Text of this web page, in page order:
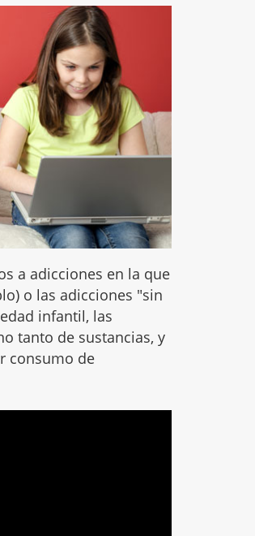
a adicciones en la que
o las adicciones "sin
infantil, las
tanto de sustancias, y
consumo de